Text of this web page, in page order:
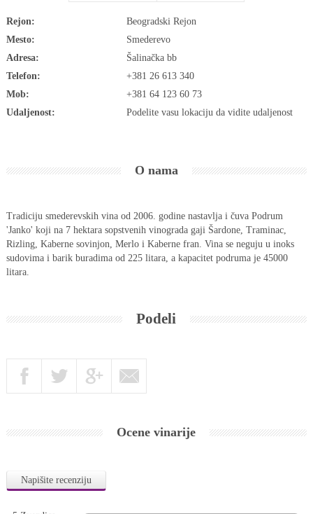
Rejon:
Beogradski Rejon
Mesto:
Smederevo
Adresa:
Šalinačka bb
Telefon:
+381 26 613 340
Mob:
+381 64 123 60 73
Udaljenost:
Podelite vasu lokaciju da vidite udaljenost
O nama
Tradiciju smederevskih vina od 2006. godine nastavlja i čuva Podrum
'Janko' koji na 7 hektara sopstvenih vinograda gaji Šardone, Traminac,
Rizling, Kaberne sovinjon, Merlo i Kaberne fran. Vina se neguju u inoks
sudovima i barik buradima od 225 litara, a kapacitet podruma je 45000
litara.
Podeli
Ocene vinarije
Napišite recenziju